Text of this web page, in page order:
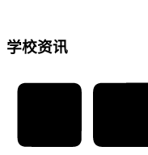
学校资讯